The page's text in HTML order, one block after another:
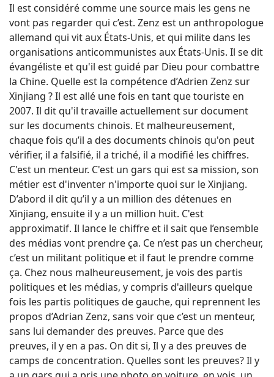
Il est considéré comme une source mais les gens ne
vont pas regarder qui c’est. Zenz est un anthropologue
allemand qui vit aux États-Unis, et qui milite dans les
organisations anticommunistes aux États-Unis. Il se dit
évangéliste et qu'il est guidé par Dieu pour combattre
la Chine. Quelle est la compétence d’Adrien Zenz sur
Xinjiang ? Il est allé une fois en tant que touriste en
2007. Il dit qu'il travaille actuellement sur document
sur les documents chinois. Et malheureusement,
chaque fois qu’il a des documents chinois qu'on peut
vérifier, il a falsifié, il a triché, il a modifié les chiffres.
C'est un menteur. C'est un gars qui est sa mission, son
métier est d'inventer n'importe quoi sur le Xinjiang.
D’abord il dit qu’il y a un million des détenues en
Xinjiang, ensuite il y a un million huit. C'est
approximatif. Il lance le chiffre et il sait que l’ensemble
des médias vont prendre ça. Ce n’est pas un chercheur,
c’est un militant politique et il faut le prendre comme
ça. Chez nous malheureusement, je vois des partis
politiques et les médias, y compris d'ailleurs quelque
fois les partis politiques de gauche, qui reprennent les
propos d’Adrian Zenz, sans voir que c’est un menteur,
sans lui demander des preuves. Parce que des
preuves, il y en a pas. On dit si, Il y a des preuves de
camps de concentration. Quelles sont les preuves? Il y